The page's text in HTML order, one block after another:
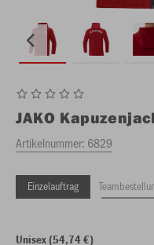
JAKO
Artikelnummer: 6829
Einzelauftrag
Unisex (54,74 €)